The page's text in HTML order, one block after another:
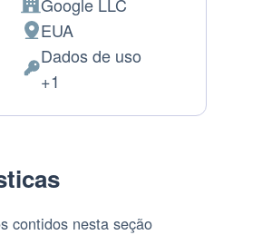
Companhia:
Lugar
de
processamento:
EUA
Dados
Dados de uso
+1
contidos nesta seção